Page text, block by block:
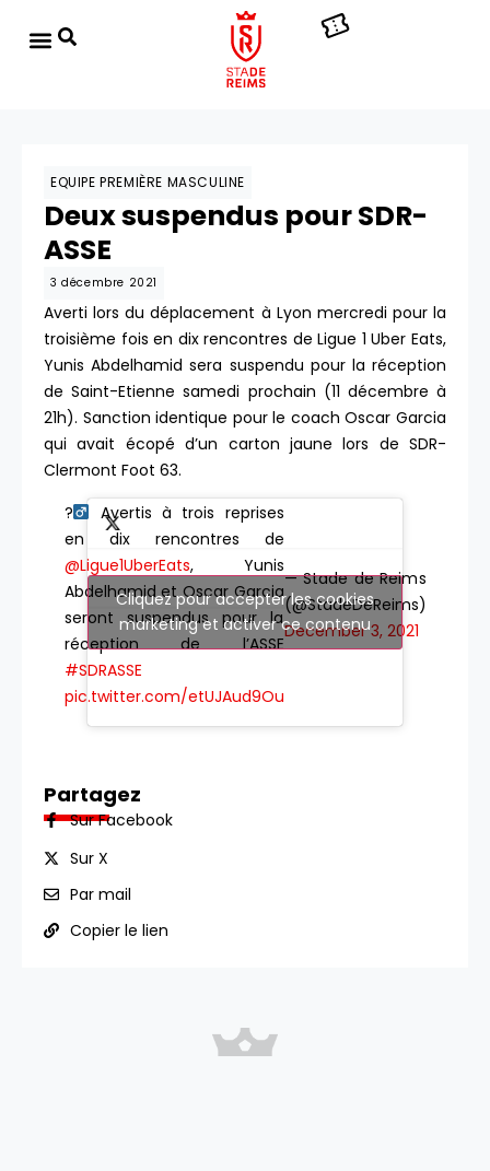
EQUIPE PREMIÈRE MASCULINE
Deux suspendus pour SDR-
ASSE
3 décembre 2021
Averti lors du déplacement à Lyon mercredi pour la
troisième fois en dix rencontres de Ligue 1 Uber Eats,
Yunis Abdelhamid sera suspendu pour la réception
de Saint-Etienne samedi prochain (11 décembre à
21h). Sanction identique pour le coach Oscar Garcia
qui avait écopé d’un carton jaune lors de SDR-
Clermont Foot 63.
?‍
Avertis à trois reprises
en dix rencontres de
@Ligue1UberEats, Yunis
Abdelhamid et Oscar Garcia
seront suspendus pour la
réception de l’ASSE
#SDRASSE
pic.twitter.com/etUJAud9Ou
— Stade de Reims
(@StadeDeReims)
December 3, 2021
Cliquez pour accepter les cookies
marketing et activer ce contenu
Partagez
Sur Facebook
Sur X
Par mail
Copier le lien